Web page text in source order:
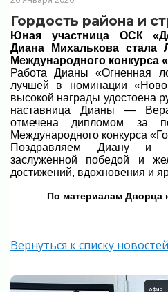
Гордость района и
Юная участница ОСК
Диана Михалькова стала
Международного конкурса
Работа Дианы «Огненная
лучшей в номинации
высокой награды удостоена
наставница Дианы —
отмечена дипломом за
Международного конкурса
Поздравляем Диану и
заслуженной победой и
достижений, вдохновения и
По материалам Дворца
Вернуться к списку новостей